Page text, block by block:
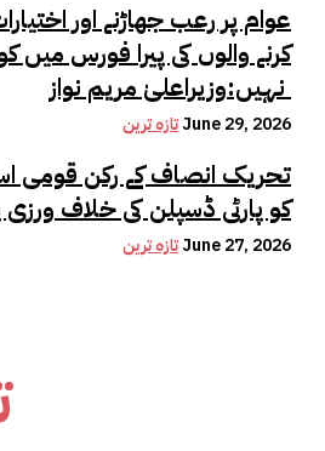
عوام پر رعب جھاڑنے اور
کرنے والوں کی پیرا فورس میں
نہیں:وزیراعلیٰ مریم نواز
تازہ ترینJune 29, 2026
تحریک انصاف کے رکن قومی
کو پارٹی ڈسپلن کی خلاف ورزی
تازہ ترینJune 27, 2026